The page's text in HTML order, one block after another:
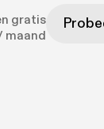
gratis
maand